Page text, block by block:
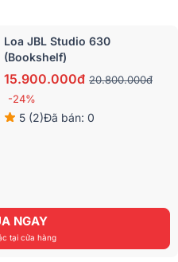
Loa JBL Studio 630
(Bookshelf)
15.900.000đ 20.800.000đ
-24%
5 (2)Đã bán: 0
NGAY
tại cửa hàng